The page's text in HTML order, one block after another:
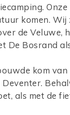
komen.
de Veluwe,
De Bosrand
kom
als met de